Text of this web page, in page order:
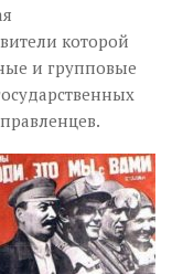
которой
и групповые